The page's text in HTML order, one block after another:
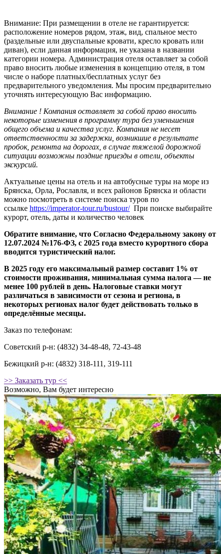
Внимание: При размещении в отеле не гарантируется:
расположение номеров рядом, этаж, вид, спальное место
(раздельные или двуспальные кровати, кресло кровать или
диван), если данная информация, не указана в названии
категории номера. Администрация отеля оставляет за собой
право вносить любые изменения в концепцию отеля, в том
числе о наборе платных/бесплатных услуг без
предварительного уведомления. Мы просим предварительно
уточнять интересующую Вас информацию.
Внимание ! Компания оставляет за собой право вносить
некоторые изменения в программу тура без уменьшения
общего объема и качества услуг. Компания не несет
ответственности за задержки, возникшие в результате
пробок, ремонта на дорогах, в случае тяжелой дорожной
ситуации возможны поздние приезды в отели, объекты
экскурсий.
Актуальные цены на отель и на автобусные туры на море из
Брянска, Орла, Рославля, и всех районов Брянска и области
можно посмотреть в системе поиска туров по
ссылке https://imperator-tour.ru/bustour/При поиске выбирайте
курорт, отель, даты и количество человек
Обратите внимание, что Согласно Федеральному закону от
12.07.2024 №176-ФЗ, с 2025 года вместо курортного сбора
вводится туристический налог.
В 2025 году его максимальный размер составит 1% от
стоимости проживания, минимальная сумма налога — не
менее 100 рублей в день. Налоговые ставки могут
различаться в зависимости от сезона и региона, в
некоторых регионах налог будет действовать только в
определённые месяцы.
Заказ по телефонам:
Советский р-н: (4832) 34-48-48, 72-43-48
Бежицкий р-н: (4832) 318-111, 319-111
>> Заказать тур <<
Возможно, Вам будет интересно